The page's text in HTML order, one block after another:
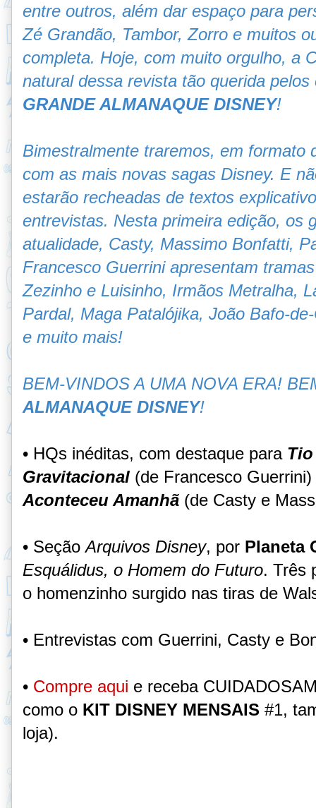
entre outros, além dar espaço para
Zé Grandão, Tambor, Zorro e muitos
completa. Hoje, com muito orgulho, a
natural dessa revista tão querida
GRANDE ALMANAQUE DISNEY!
Bimestralmente traremos, em formato
com as mais novas sagas Disney. E
estarão recheadas de textos
entrevistas. Nesta primeira edição, os
atualidade, Casty, Massimo Bonfatti,
Francesco Guerrini apresentam
Zezinho e Luisinho, Irmãos Metralha,
Pardal, Maga Patalójika, João Bafo-
e muito mais!
BEM-VINDOS A UMA NOVA ERA!
ALMANAQUE DISNEY!
• HQs inéditas, com destaque para
Gravitacional (de Francesco
Aconteceu Amanhã (de Casty e
• SeçãoArquivos Disney, por Planeta
Esquálidus, o Homem do Futuro. Três
o homenzinho surgido nas tiras de
• Entrevistas com Guerrini, Casty e
• Compre aqui e receba
como o KIT DISNEY MENSAIS #1,
loja).